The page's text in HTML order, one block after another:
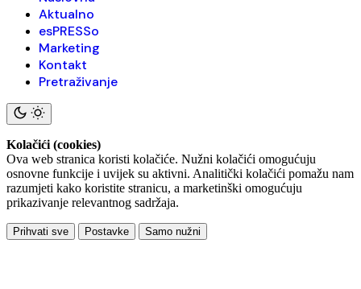
Aktualno
esPRESSo
Marketing
Kontakt
Pretraživanje
Kolačići (cookies)
Ova web stranica koristi kolačiće. Nužni kolačići omogućuju
osnovne funkcije i uvijek su aktivni. Analitički kolačići pomažu nam
razumjeti kako koristite stranicu, a marketinški omogućuju
prikazivanje relevantnog sadržaja.
Prihvati sve Postavke Samo nužni